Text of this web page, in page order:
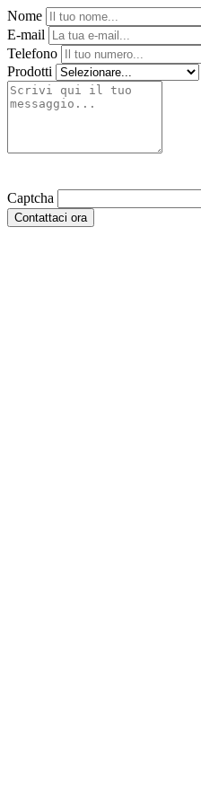
Nome
E-mail
Telefono
Prodotti
Captcha
Contattaci ora